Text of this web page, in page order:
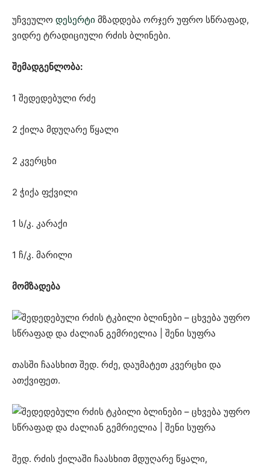
უჩვეულო დესერტი მზადდება ორჯერ უფრო სწრაფად,
ვიდრე ტრადიციული რძის ბლინები.
შემადგენლობა:
1 შედედებული რძე
2 ქილა მდუღარე წყალი
2 კვერცხი
2 ჭიქა ფქვილი
1 ს/კ. კარაქი
1 ჩ/კ. მარილი
მომზადება
თასში ჩაასხით შედ. რძე, დაუმატეთ კვერცხი და
ათქვიფეთ.
შედ. რძის ქილაში ჩაასხით მდუღარე წყალი,